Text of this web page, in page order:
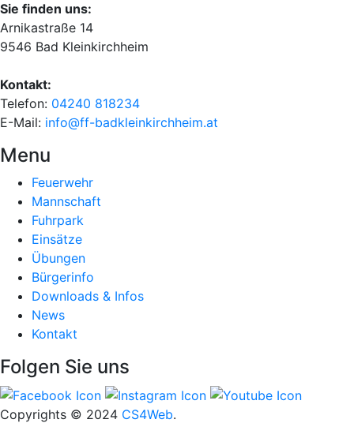
Sie finden uns:
Arnikastraße 14
9546 Bad Kleinkirchheim
Kontakt:
Telefon: 04240 818234
E-Mail: info@ff-badkleinkirchheim.at
Menu
Feuerwehr
Mannschaft
Fuhrpark
Einsätze
Übungen
Bürgerinfo
Downloads & Infos
News
Kontakt
Folgen Sie uns
Copyrights © 2024 CS4Web.